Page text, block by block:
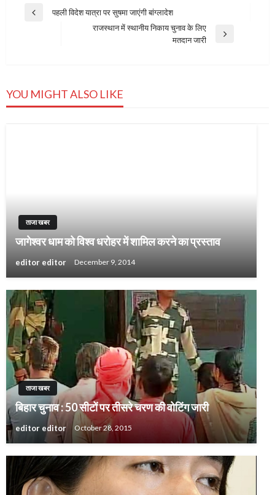
Post
Previous
पहली विदेश यात्रा पर सुषमा जाएंगी बांग्लादेश
राजस्थान में स्थानीय निकाय चुनाव के लिए
मतदान जारी
YOU MIGHT ALSO LIKE
ताजा खबर
जागेश्वर धाम को विश्व धरोहर में शामिल करने का प्रस्ताव
editor editor December 9, 2014
ताजा खबर
बिहार चुनाव : 50 सीटों पर तीसरे चरण की वोटिंग जारी
editor editor October 28, 2015